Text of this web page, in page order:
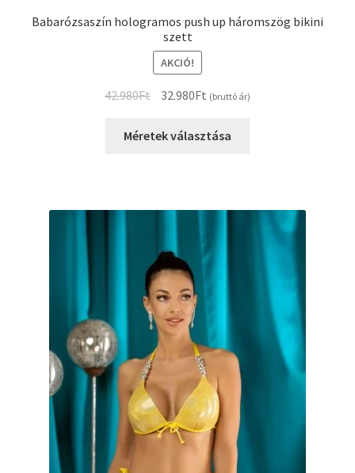
Babarózsaszín hologramos push up háromszög bikini
szett
AKCIÓ!
42.980Ft
Original
was:
32.980FtCurrent
is:
(bruttó ár)
Méretek választása